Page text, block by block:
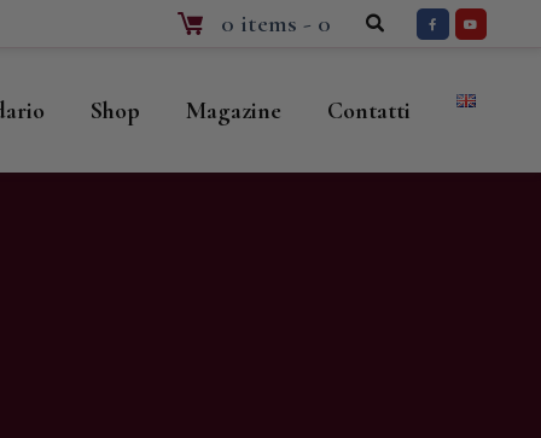
0 items - 0
Shop Magazine Contatti